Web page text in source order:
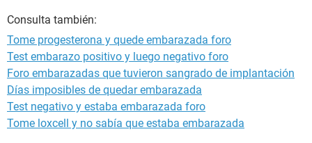
Consulta también:
Tome progesterona y quede embarazada foro
Test embarazo positivo y luego negativo foro
Foro embarazadas que tuvieron sangrado de implantación
Días imposibles de quedar embarazada
Test negativo y estaba embarazada foro
Tome loxcell y no sabía que estaba embarazada